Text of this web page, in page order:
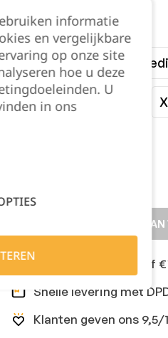
Maat:
XSmall Small
XLarge
TOEVOEGEN
Gratis levering vanaf
Snelle levering met
Klanten geven ons 9,5/
informatie
en vergelijkbare
op onze site
hoe u deze
U
in ons